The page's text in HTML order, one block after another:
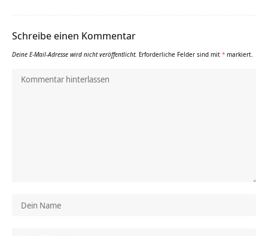
Schreibe einen Kommentar
Deine E-Mail-Adresse wird nicht veröffentlicht. Erforderliche Felder sind mit * markiert.